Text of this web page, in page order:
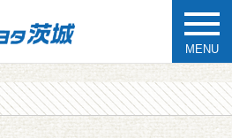
MENU